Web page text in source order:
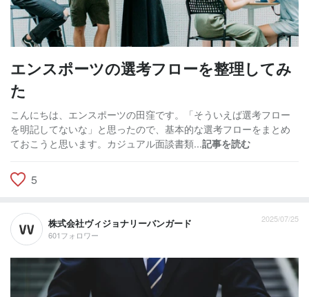
エンスポーツの選考フローを整理してみ
た
こんにちは、エンスポーツの田窪です。「そういえば選考フロー
を明記してないな」と思ったので、基本的な選考フローをまとめ
ておこうと思います。カジュアル面談書類...記事を読む
5
株式会社ヴィジョナリーバンガード
601フォロワー
2025/07/25